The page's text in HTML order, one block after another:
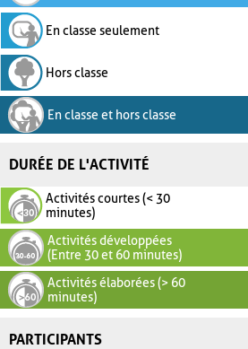
En classe seulement
Hors classe
En classe et hors classe
DURÉE DE L'ACTIVITÉ
Activités courtes (< 30
minutes)
Activités développées
(Entre 30 et 60 minutes)
Activités élaborées (> 60
minutes)
PARTICIPANTS